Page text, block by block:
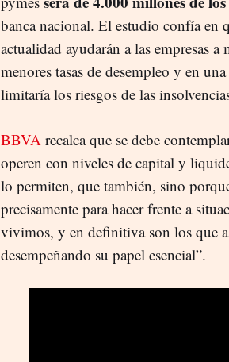
banca nacional. El estudio confía en
actualidad ayudarán a las empresas
menores tasas de desempleo y en
limitaría los riesgos de las
BBVA recalca que se debe
operen con niveles de capital y
lo permiten, que también, sino
precisamente para hacer frente a
vivimos, y en definitiva son los que
desempeñando su papel esencial”.